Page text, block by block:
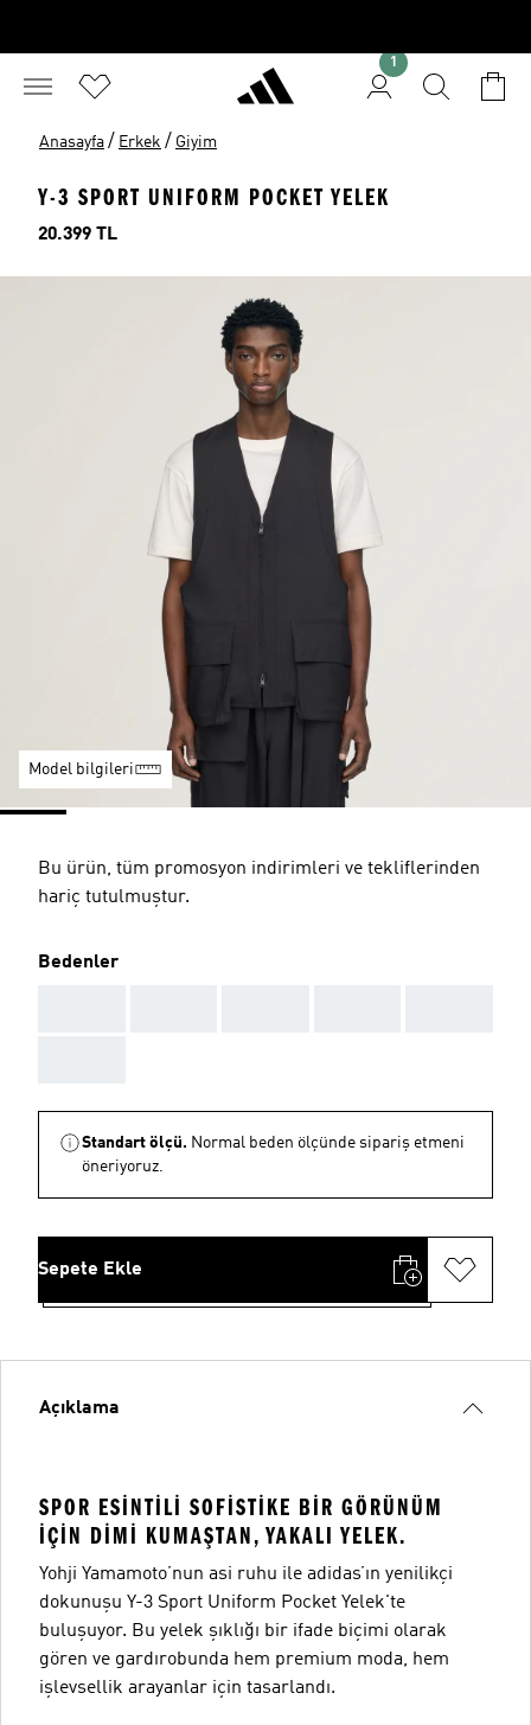
Anasayfa / Erkek / Giyim
Y-3 SPORT UNIFORM POCKET YELEK
Fiyat
20.399 TL
Model bilgileri
Bu ürün, tüm promosyon indirimleri ve tekliflerinden
hariç tutulmuştur.
Bedenler
Standart ölçü. Normal beden ölçünde sipariş etmeni
öneriyoruz.
Sepete Ekle
Açıklama
SPOR ESINTILI SOFISTIKE BIR GÖRÜNÜM
IÇIN DIMI KUMAŞTAN, YAKALI YELEK.
Yohji Yamamoto’nun asi ruhu ile adidas’ın yenilikçi
dokunuşu Y-3 Sport Uniform Pocket Yelek'te
buluşuyor. Bu yelek şıklığı bir ifade biçimi olarak
gören ve gardırobunda hem premium moda, hem
işlevsellik arayanlar için tasarlandı.